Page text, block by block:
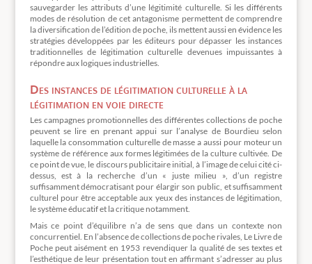
sauvegarder les attributs d’une légitimité culturelle. Si les différents
modes de résolution de cet antagonisme permettent de comprendre
la diversification de l’édition de poche, ils mettent aussi en évidence les
stratégies développées par les éditeurs pour dépasser les instances
traditionnelles de légitimation culturelle devenues impuissantes à
répondre aux logiques industrielles.
Des instances de légitimation culturelle à la
légitimation en voie directe
Les campagnes promotionnelles des différentes collections de poche
peuvent se lire en prenant appui sur l’analyse de Bourdieu selon
laquelle la consommation culturelle de masse a aussi pour moteur un
système de référence aux formes légitimées de la culture cultivée. De
ce point de vue, le discours publicitaire initial, à l’image de celui cité ci-
dessus, est à la recherche d’un « juste milieu », d’un registre
suffisamment démocratisant pour élargir son public, et suffisamment
culturel pour être acceptable aux yeux des instances de légitimation,
le système éducatif et la critique notamment.
Mais ce point d’équilibre n’a de sens que dans un contexte non
concurrentiel. En l’absence de collections de poche rivales, Le Livre de
Poche peut aisément en 1953 revendiquer la qualité de ses textes et
l’esthétique de leur présentation tout en affirmant s’adresser au plus